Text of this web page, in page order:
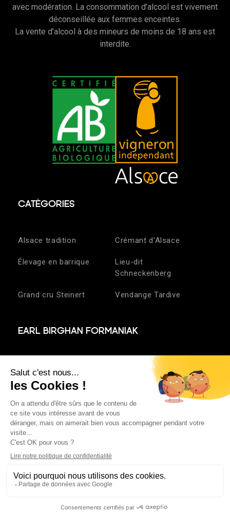
avec modération. La consommation d’alcool est vivement
déconseillée aux femmes enceintes.
La vente d’alcool à des mineurs de moins de 18 ans est
interdite.
CATÉGORIES
Alsace tradition Crémant d'Alsace
Élevage en barrique
Lieu-dit
Schneckenberg
Grand cru Steinert Vendange Tardive
EARL BIRGHAN FORMANIAK
21 rue de la chapelle
68250 Pfaffenheim
03 89 49 62 91
contact@birghan.fr
Agence Web ExodreamMentions légales
Politiques de confidentialités